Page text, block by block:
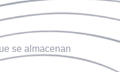
se almacenan